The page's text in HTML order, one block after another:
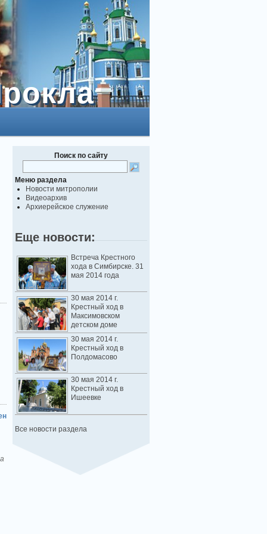
Поиск по сайту
Меню раздела
Новости митрополии
Видеоархив
Архиерейское служение
Еще новости:
Встреча Крестного
хода в Симбирске. 31
мая 2014 года
30 мая 2014 г.
Крестный ход в
Максимовском
детском доме
30 мая 2014 г.
Крестный ход в
Полдомасово
30 мая 2014 г.
Крестный ход в
Ишеевке
Все новости раздела